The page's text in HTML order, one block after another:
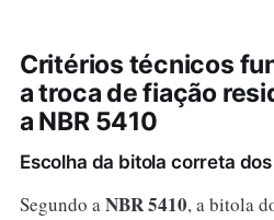
Critérios técnicos
a troca de fiação
a NBR 5410
Escolha da bitola correta
Segundo aNBR 5410, a bitola